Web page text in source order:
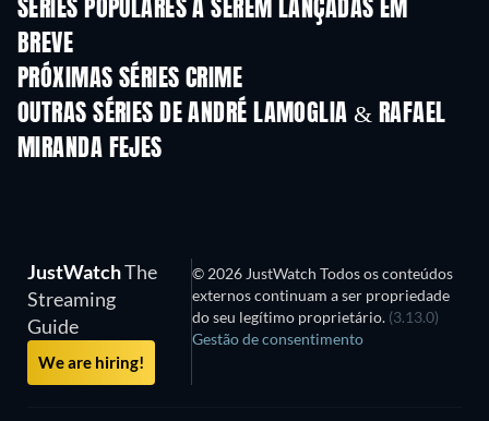
SÉRIES POPULARES A SEREM LANÇADAS EM
BREVE
PRÓXIMAS SÉRIES CRIME
Temporada 6
OUTRAS SÉRIES DE ANDRÉ LAMOGLIA & RAFAEL
MIRANDA FEJES
Série
JustWatchThe
Streaming
Guide
We are hiring!
© 2026 JustWatch Todos os conteúdos
externos continuam a ser propriedade
do seu legítimo proprietário. (3.13.0)
Gestão de consentimento